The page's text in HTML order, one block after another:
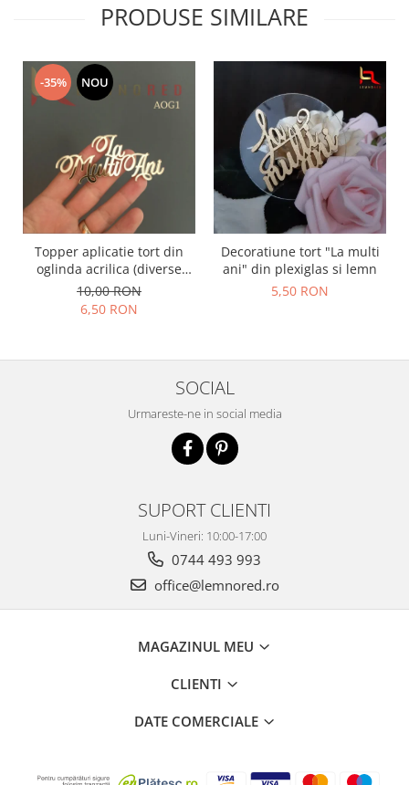
PRODUSE SIMILARE
-35% NOU
Topper aplicatie tort din
oglinda acrilica (diverse
modele) - PRODUSUL LUNII
10,00 RON
6,50 RON
Decoratiune tort "La multi
ani" din plexiglas si lemn
5,50 RON
SOCIAL
Urmareste-ne in social media
SUPORT CLIENTI
Luni-Vineri: 10:00-17:00
0744 493 993
office@lemnored.ro
MAGAZINUL MEU
CLIENTI
DATE COMERCIALE